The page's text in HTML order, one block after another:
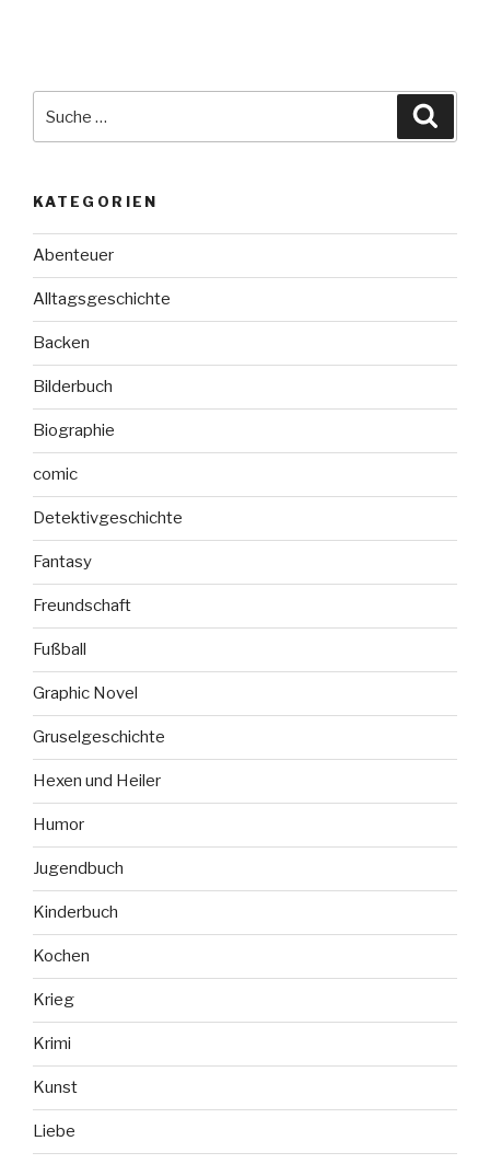
nach:
KATEGORIEN
Abenteuer
Alltagsgeschichte
Backen
Bilderbuch
Biographie
comic
Detektivgeschichte
Fantasy
Freundschaft
Fußball
Graphic Novel
Gruselgeschichte
Hexen und Heiler
Humor
Jugendbuch
Kinderbuch
Kochen
Krieg
Krimi
Kunst
Liebe